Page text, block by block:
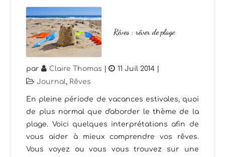
Rêves : rêver de plage
par Claire Thomas | 11 Juil 2014
Journal, Rêves
En pleine période de vacances estivales, quoi
de plus normal que d'aborder le thème de la
plage. Voici quelques interprétations afin de
vous aider à mieux comprendre vos rêves.
Vous voyez ou vous vous trouvez sur une